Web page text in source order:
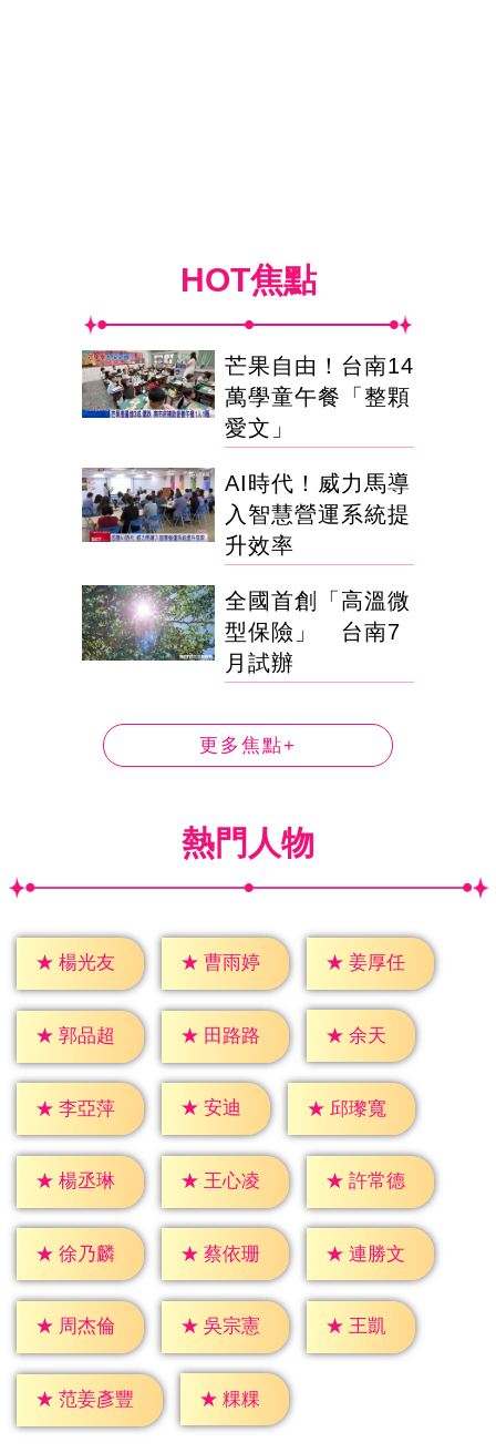
HOT焦點
芒果自由！台南14
萬學童午餐「整顆
愛文」
AI時代！威力馬導
入智慧營運系統提
升效率
全國首創「高溫微
型保險」 台南7
月試辦
更多焦點+
熱門人物
★ 楊光友 ★ 曹雨婷 ★ 姜厚任
★ 郭品超 ★ 田路路 ★ 余天
★ 李亞萍 ★ 安迪 ★ 邱瓈寬
★ 楊丞琳 ★ 王心凌 ★ 許常德
★ 徐乃麟 ★ 蔡依珊 ★ 連勝文
★ 周杰倫 ★ 吳宗憲 ★ 王凱
★ 范姜彥豐 ★ 粿粿